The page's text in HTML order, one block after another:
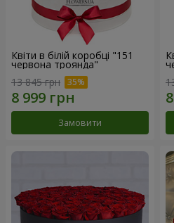
Квіти в білій коробці "151
червона троянда"
13 845 грн
Замовити